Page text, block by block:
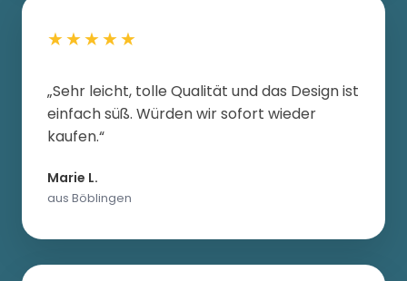
★★★★★
„Sehr leicht, tolle Qualität und das Design ist
einfach süß. Würden wir sofort wieder
kaufen.“
Marie L.
aus Böblingen